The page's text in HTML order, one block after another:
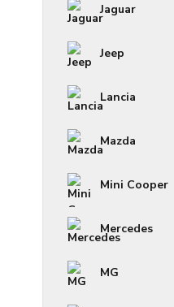
Jaguar
Jeep
Lancia
Mazda
Mini Cooper
Mercedes
MG